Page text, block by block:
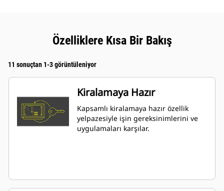
Özelliklere Kısa Bir Bakış
11 sonuçtan 1-3 görüntüleniyor
Kiralamaya Hazır
Kapsamlı kiralamaya hazır özellik
yelpazesiyle işin gereksinimlerini ve
uygulamaları karşılar.